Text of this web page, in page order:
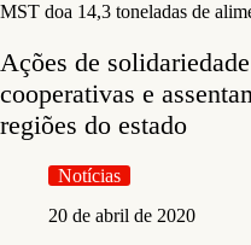
MST doa 14,3 toneladas de
Ações de
cooperativas e
regiões do estado
Notícias
20 de abril de 2020